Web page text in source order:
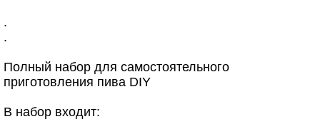
.
.
Полный набор для самостоятельного
приготовления пива DIY
В набор входит: